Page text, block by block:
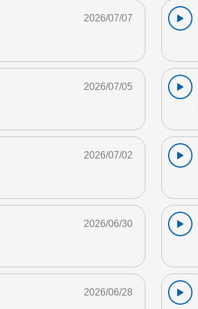
2026/07/07
2026/07/05
2026/07/02
2026/06/30
2026/06/28